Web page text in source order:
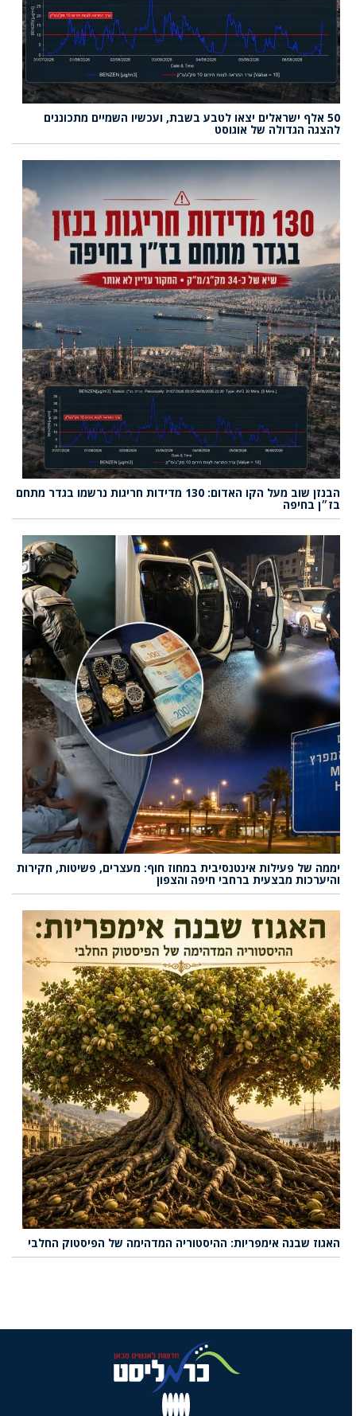
50 אלף ישראלים יצאו לטבע בשבת, ועכשיו השמיים מתכוננים
להצגה הגדולה של אוגוסט
הבנזן שוב מעל הקו האדום: 130 מדידות חריגות נרשמו בגדר מתחם
בז״ן בחיפה
יממה של פעילות אינטנסיבית במחוז חוף: מעצרים, פשיטות, חקירות
והיערכות מבצעית ברחבי חיפה והצפון
האגוז שבנה אימפריות: ההיסטוריה המדהימה של הפיסטוק החלבי